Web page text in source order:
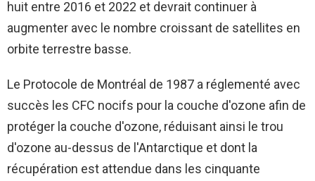
huit entre 2016 et 2022 et devrait continuer à
augmenter avec le nombre croissant de satellites en
orbite terrestre basse.
Le Protocole de Montréal de 1987 a réglementé avec
succès les CFC nocifs pour la couche d'ozone afin de
protéger la couche d'ozone, réduisant ainsi le trou
d'ozone au-dessus de l'Antarctique et dont la
récupération est attendue dans les cinquante